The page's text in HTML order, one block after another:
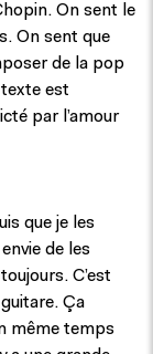
On sent le
On sent que
de la pop
est
par l’amour
que je les
de les
C’est
Ça
même temps